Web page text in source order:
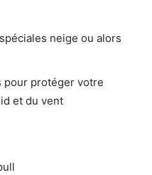
neige ou alors
pour protéger votre
et du vent